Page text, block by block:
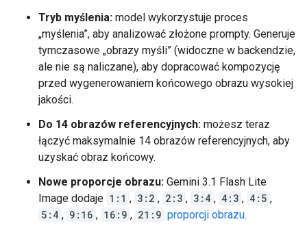
Tryb myślenia: model wykorzystuje proces
„myślenia”, aby analizować złożone prompty. Generuje
tymczasowe „obrazy myśli” (widoczne w backendzie,
ale nie są naliczane), aby dopracować kompozycję
przed wygenerowaniem końcowego obrazu wysokiej
jakości.
Do 14 obrazów referencyjnych: możesz teraz
łączyć maksymalnie 14 obrazów referencyjnych, aby
uzyskać obraz końcowy.
Nowe proporcje obrazu: Gemini 3.1 Flash Lite
Image dodaje 1:1 , 3:2 , 2:3 , 3:4 , 4:3 , 4:5 ,
5:4 , 9:16 , 16:9 , 21:9 proporcji obrazu.